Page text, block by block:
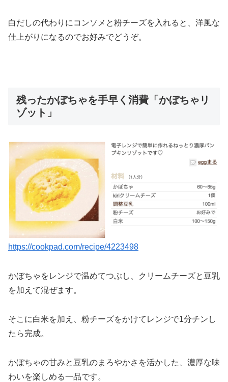
白だしの代わりにコンソメと粉チーズを入れると、洋風な
仕上がりになるのでお好みでどうぞ。
残ったかぼちゃを手早く消費「かぼちゃリ
ゾット」
https://cookpad.com/recipe/4223498
かぼちゃをレンジで温めてつぶし、クリームチーズと豆乳
を加えて混ぜます。
そこに白米を加え、粉チーズをかけてレンジで1分チンし
たら完成。
かぼちゃの甘みと豆乳のまろやかさを活かした、濃厚な味
わいを楽しめる一品です。